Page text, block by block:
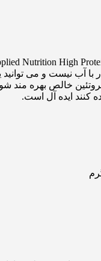
می توانید از 42 گرم
کنند ایده آل است.